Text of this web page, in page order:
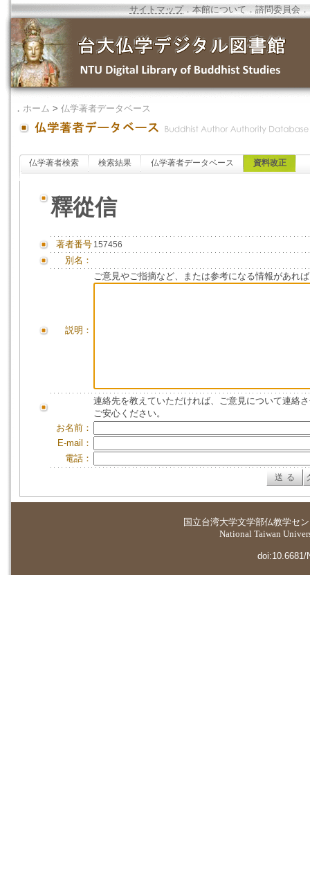
サイトマップ．本館について ．諮問委員会 ．
． ホーム > 仏学著者データベース
仏学著者検索 検索結果 仏学著者データベース 資料改正
釋從信
著者番号 157456
別名：
説明：
ご意見やご指摘など、または参考になる情報があれ
連絡先を教えていただければ、ご意見について連絡
ご安心ください。
お名前：
E-mail：
電話：
国立台湾大学文学部仏教学セ
National Taiwan
doi:10.6681/